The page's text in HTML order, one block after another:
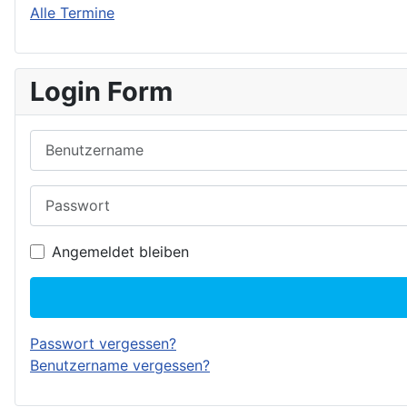
Alle Termine
Login Form
Angemeldet bleiben
Passwort vergessen?
Benutzername vergessen?